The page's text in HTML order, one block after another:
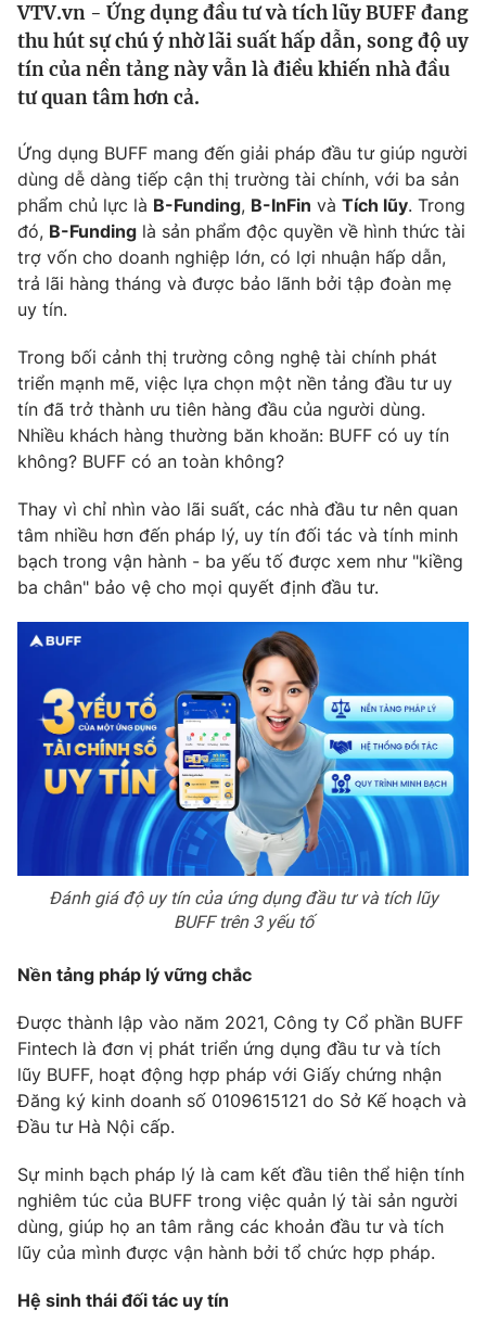
Thế giới
Tin tức
Thế giới đó đây
Câu chuyện quốc tế
Kinh tế
Thị trường
Góc doanh nghiệp
Dữ liệu và đời sống
Truyền hình
Phim VTV
Hậu trường
Khán giả
Giải sao mai
Giải trí
Điện ảnh
Âm nhạc
Sao
Du lịch
Làm đẹp
Chất lượng cuộc sống
Giáo dục
Tuyển sinh
Công nghệ
Hitech Công nghệ tương lai
Sản phẩm
Thị trường
Tư vấn
Giao lưu trực tuyến
Lịch phát sóng
Emagazine Podcast
Photo Infographic
Shorts video
VTV Money VTV Thể thao
Thị trường 24h Tấm lòng Việt
VTV4 Vươn mình bằng AI
Liên hệ tòa soạn English
VTV.vn - Ứng dụng đầu tư và tích lũy BUFF đang
thu hút sự chú ý nhờ lãi suất hấp dẫn, song độ uy
tín của nền tảng này vẫn là điều khiến nhà đầu
tư quan tâm hơn cả.
Ứng dụng BUFF mang đến giải pháp đầu tư giúp người
dùng dễ dàng tiếp cận thị trường tài chính, với ba sản
phẩm chủ lực là B-Funding, B-InFin và Tích lũy. Trong
đó, B-Funding là sản phẩm độc quyền về hình thức tài
trợ vốn cho doanh nghiệp lớn, có lợi nhuận hấp dẫn,
trả lãi hàng tháng và được bảo lãnh bởi tập đoàn mẹ
uy tín.
Trong bối cảnh thị trường công nghệ tài chính phát
triển mạnh mẽ, việc lựa chọn một nền tảng đầu tư uy
tín đã trở thành ưu tiên hàng đầu của người dùng.
Nhiều khách hàng thường băn khoăn: BUFF có uy tín
không? BUFF có an toàn không?
Thay vì chỉ nhìn vào lãi suất, các nhà đầu tư nên quan
tâm nhiều hơn đến pháp lý, uy tín đối tác và tính minh
bạch trong vận hành - ba yếu tố được xem như "kiềng
ba chân" bảo vệ cho mọi quyết định đầu tư.
Đánh giá độ uy tín của ứng dụng đầu tư và tích lũy
BUFF trên 3 yếu tố
Nền tảng pháp lý vững chắc
Được thành lập vào năm 2021, Công ty Cổ phần BUFF
Fintech là đơn vị phát triển ứng dụng đầu tư và tích
lũy BUFF, hoạt động hợp pháp với Giấy chứng nhận
Đăng ký kinh doanh số 0109615121 do Sở Kế hoạch và
Đầu tư Hà Nội cấp.
Sự minh bạch pháp lý là cam kết đầu tiên thể hiện tính
nghiêm túc của BUFF trong việc quản lý tài sản người
dùng, giúp họ an tâm rằng các khoản đầu tư và tích
lũy của mình được vận hành bởi tổ chức hợp pháp.
Hệ sinh thái đối tác uy tín